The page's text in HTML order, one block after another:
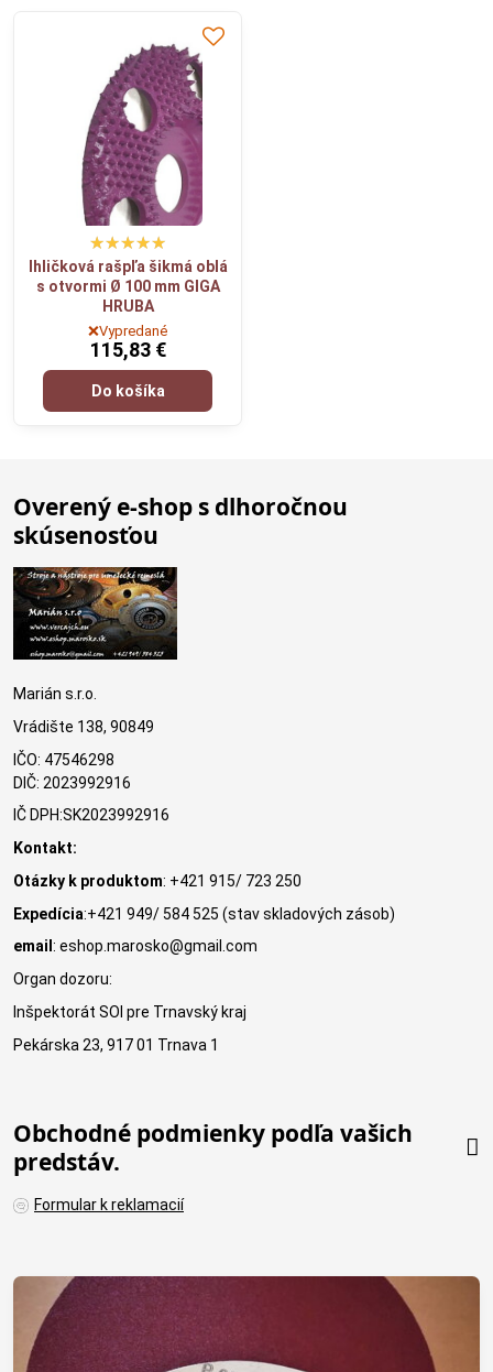
Ihličková rašpľa šikmá oblá
s otvormi Ø 100 mm GIGA
HRUBA
❌Vypredané
115,83 €
Do košíka
Overený e-shop s dlhoročnou
skúsenosťou
Marián s.r.o.
Vrádište 138, 90849
IČO: 47546298
DIČ: 2023992916
IČ DPH:SK2023992916
Kontakt:
Otázky k produktom: +421 915/ 723 250
Expedícia:+421 949/ 584 525 (stav skladových zásob)
email : eshop.marosko@gmail.com
Organ dozoru:
Inšpektorát SOI pre Trnavský kraj
Pekárska 23, 917 01 Trnava 1
Obchodné podmienky podľa vašich
predstáv.
Formular k reklamacií